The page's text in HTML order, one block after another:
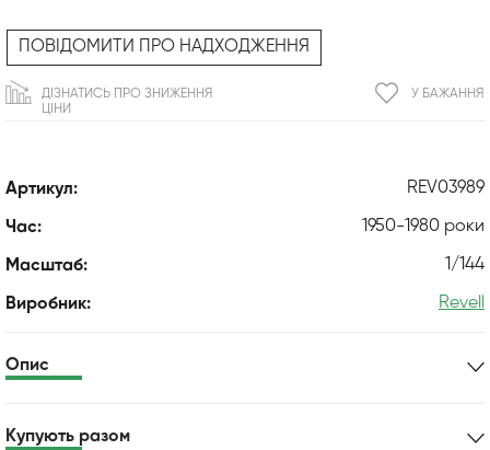
Артикул: REV03989
Час: 1950-1980 роки
Масштаб: 1/144
Виробник: Revell
ПОВІДОМИТИ ПРО НАДХОДЖЕННЯ
У БАЖАННЯ
ДІЗНАТИСЬ ПРО ЗНИЖЕННЯ
ЦІНИ
Опис
Купують разом